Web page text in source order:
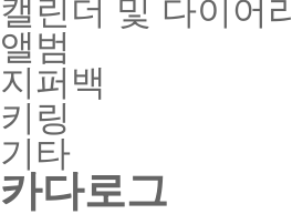
캘린더 및 다이어리
앨범
지퍼백
키링
기타
카다로그